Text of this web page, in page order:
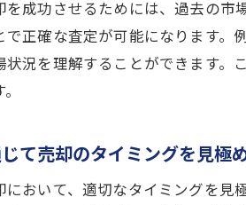
高
を成功させるためには、過去の市
で正確な査定が可能になります。
状況を理解することができます。
て売却のタイミングを見極
において、適切なタイミングを見